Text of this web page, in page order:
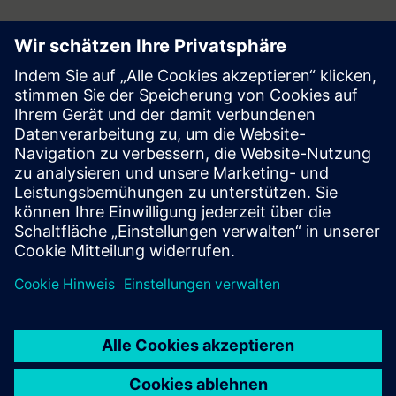
Follow
Press | Company | Siemens
© Siemens 1996 – 2026
Corporate Information
Privacy Notice
Cookie Notice
Digital ID